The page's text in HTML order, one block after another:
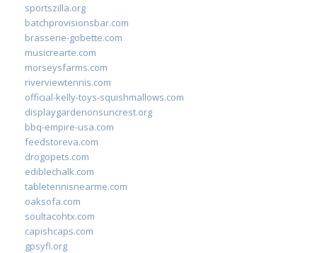
sportszilla.org
batchprovisionsbar.com
brasserie-gobette.com
musicrearte.com
morseysfarms.com
riverviewtennis.com
official-kelly-toys-squishmallows.com
displaygardenonsuncrest.org
bbq-empire-usa.com
feedstoreva.com
drogopets.com
ediblechalk.com
tabletennisnearme.com
oaksofa.com
soultacohtx.com
capishcaps.com
gpsyfl.org